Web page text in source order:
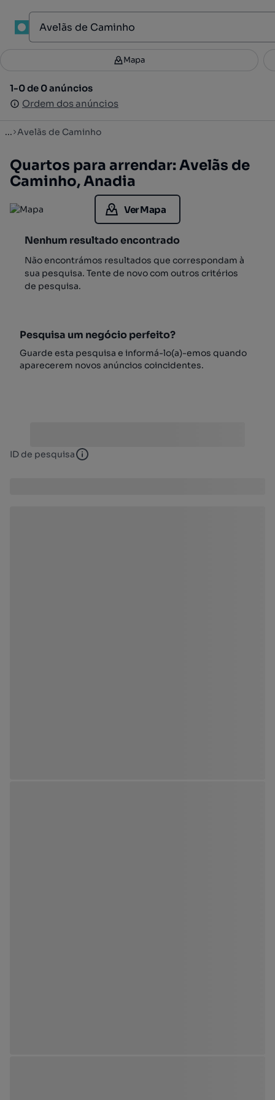
Filtros 3
1-0 de 0 anúncios
Ordem dos anúncios
Mapa
1-0 de 0 anúncios
Ordem dos anúncios
... Avelãs de Caminho
Quartos para arrendar: Avelãs de
Caminho, Anadia
Ver Mapa
Nenhum resultado encontrado
Não encontrámos resultados que correspondam à
sua pesquisa. Tente de novo com outros critérios
de pesquisa.
Pesquisa um negócio perfeito?
Guarde esta pesquisa e informá-lo(a)-emos quando
aparecerem novos anúncios coincidentes.
ID de pesquisa ID de pesquisa